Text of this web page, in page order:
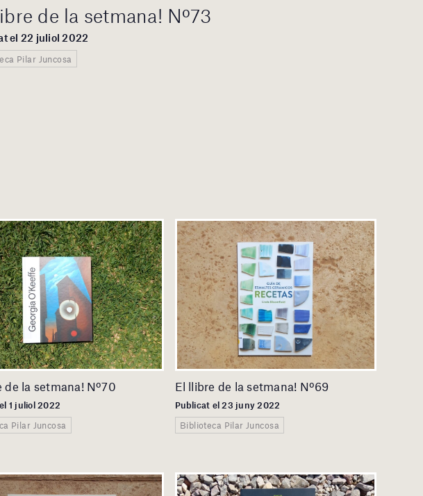
de la setmana! Nº73
el 22 juliol 2022
Pilar Juncosa
de la setmana! Nº70
1 juliol 2022
Pilar Juncosa
El llibre de la setmana! Nº69
Publicat el 23 juny 2022
Biblioteca Pilar Juncosa